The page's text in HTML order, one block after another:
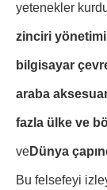
yetenekler
zinciri yönetimi
bilgisayar
araba
fazla ülke ve
veDünya
Bu felsefeyi